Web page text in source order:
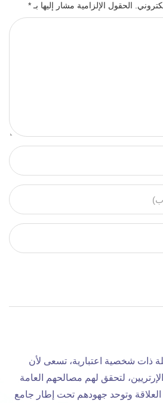
الحقول الإلزامية مشار إليها بـ *
ذات شخصية اعتبارية، تسعى لأن
لتحقق لهم مصالحهم العامة
وتوحد جهودهم تحت إطار جامع